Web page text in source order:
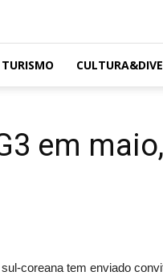
em
coreana tem enviado